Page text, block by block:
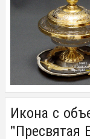
Икона с
"Пресвятая